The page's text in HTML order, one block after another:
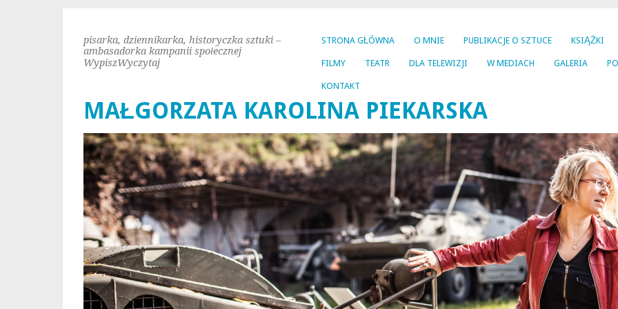
STRONA GŁÓWNA O MNIE PUBLIKACJE O SZTUCE KSIĄŻKI
FILMY TEATR DLA TELEWIZJI W MEDIACH GALERIA
KONTAKT
MAŁGORZATA KAROLINA PIEKARSKA
pisarka, dziennikarka, historyczka sztuki –
ambasadorka kampanii społecznej
WypiszWyczytaj